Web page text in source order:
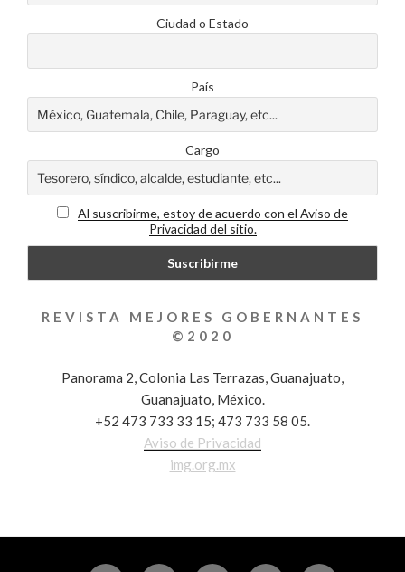
Ciudad o Estado
País
Cargo
Al suscribirme, estoy de acuerdo con el Aviso de
Privacidad del sitio.
REVISTA MEJORES GOBERNANTES
©2020
Panorama 2, Colonia Las Terrazas, Guanajuato,
Guanajuato, México.
+52 473 733 33 15; 473 733 58 05.
Aviso de Privacidad
img.org.mx